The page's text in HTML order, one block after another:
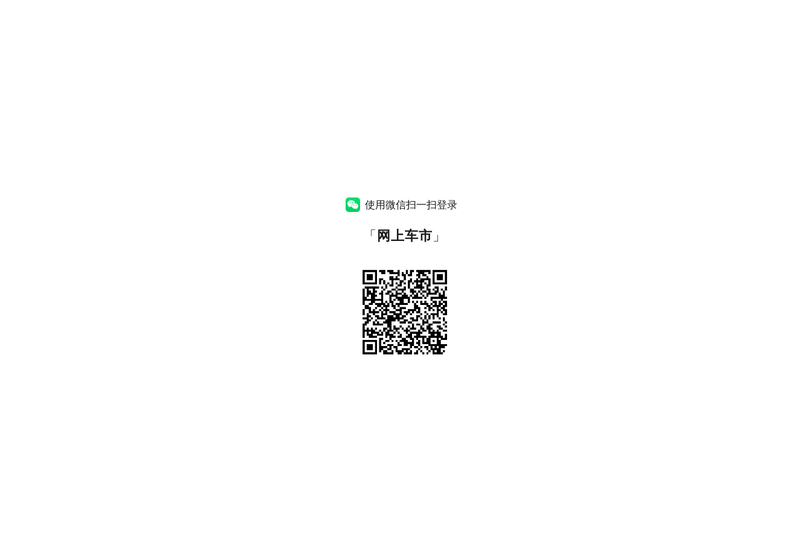
使用微信扫一扫登录
「 网上车市 」